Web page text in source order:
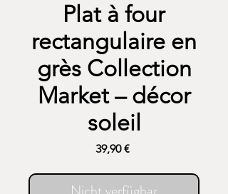
Plat à four
rectangulaire en
grès Collection
Market – décor
soleil
39,90 €Preis